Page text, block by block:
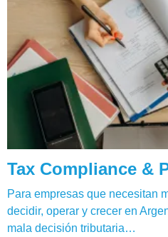
Tax Compliance &
Para empresas que necesitan
decidir, operar y crecer en
mala decisión tributaria…